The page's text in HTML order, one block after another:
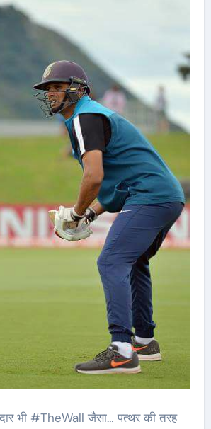
भी #TheWall जैसा… पत्थर की तरह